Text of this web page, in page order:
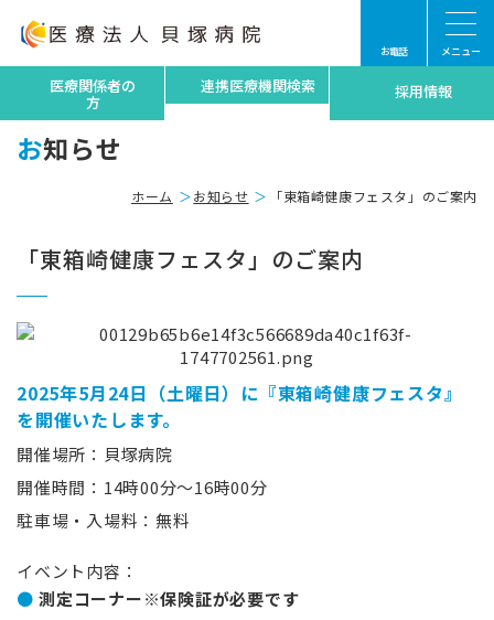
医療関係者の
方
連携医療機関検索 採用情報
お電話 メニュー
お知らせ
ホーム お知らせ 「東箱崎健康フェスタ」のご案内
「東箱崎健康フェスタ」のご案内
2025年5月24日（土曜日）に『東箱崎健康フェスタ』
を開催いたします。
開催場所：貝塚病院
開催時間：14時00分～16時00分
駐車場・入場料：無料
イベント内容：
測定コーナー※保険証が必要です